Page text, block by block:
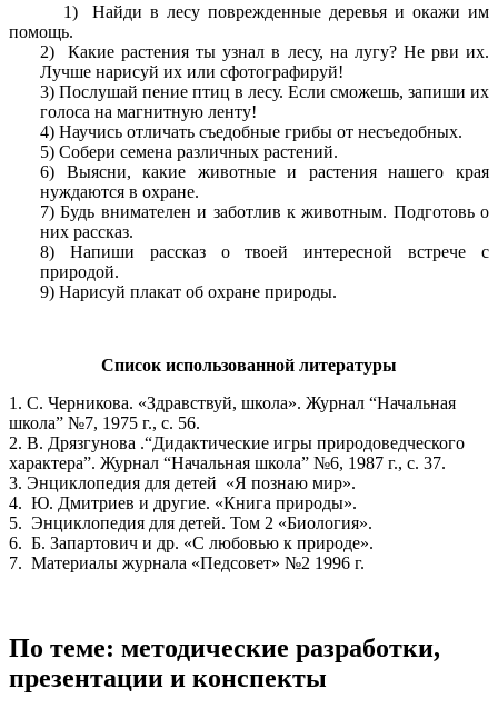
1) Найди в лесу поврежденные деревья и окажи им
помощь.
2) Какие растения ты узнал в лесу, на лугу? Не рви их.
Лучше нарисуй их или сфотографируй!
3) Послушай пение птиц в лесу. Если сможешь, запиши их
голоса на магнитную ленту!
4) Научись отличать съедобные грибы от несъедобных.
5) Собери семена различных растений.
6) Выясни, какие животные и растения нашего края
нуждаются в охране.
7) Будь внимателен и заботлив к животным. Подготовь о
них рассказ.
8) Напиши рассказ о твоей интересной встрече с
природой.
9) Нарисуй плакат об охране природы.
Список использованной литературы
1. С. Черникова. «Здравствуй, школа». Журнал “Начальная
школа” №7, 1975 г., с. 56.
2. В. Дрязгунова .“Дидактические игры природоведческого
характера”. Журнал “Начальная школа” №6, 1987 г., с. 37.
3. Энциклопедия для детей «Я познаю мир».
4. Ю. Дмитриев и другие. «Книга природы».
5. Энциклопедия для детей. Том 2 «Биология».
6. Б. Запартович и др. «С любовью к природе».
7. Материалы журнала «Педсовет» №2 1996 г.
По теме: методические разработки,
презентации и конспекты